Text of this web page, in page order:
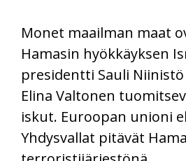
Monet maailman maat
Hamasin hyökkäyksen
presidentti Sauli
Elina Valtonen
iskut. Euroopan unioni
Yhdysvallat pitävät